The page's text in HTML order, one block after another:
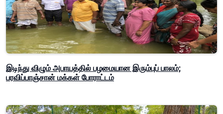
இடிந்து விழும் அபாயத்தில் பழமையான இரும்புப் பாலம்;
பரவிப்பாஞ்சான் மக்கள் போராட்டம்